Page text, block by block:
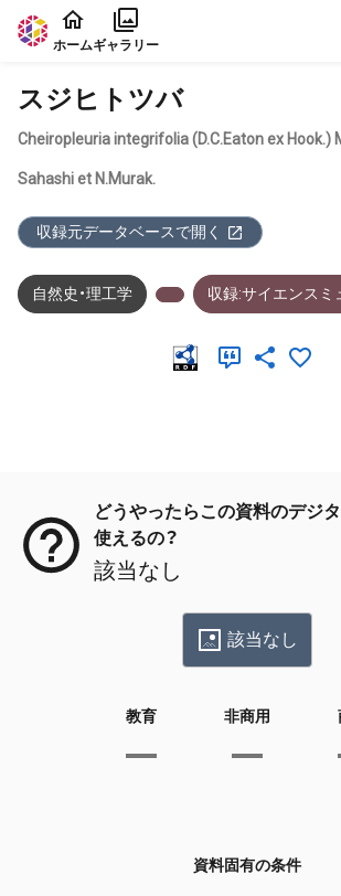
本文に飛ぶ
ホームギャラリー
スジヒトツバ
Cheiropleuria integrifolia (D.C.Eaton ex Hook.)
Sahashi et N.Murak.
収録元データベースで開く
自然史・理工学 収録:サイエンスミ
どうやったらこの資料のデジ
使えるの？
該当なし
該当なし
教育 非商用
資料固有の条件